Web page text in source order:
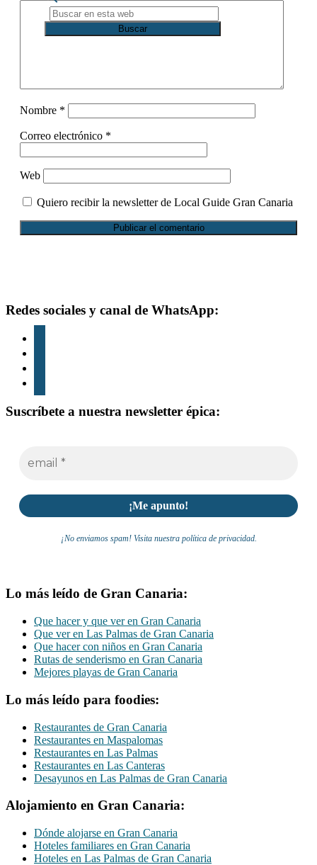
Buscar
en
esta
Nombre *
Correo electrónico *
Web
Quiero recibir la newsletter de Local Guide Gran Canaria
Footer
Redes sociales y canal de WhatsApp:
Suscríbete a nuestra newsletter épica:
¡No enviamos spam! Visita nuestra política de privacidad.
Lo más leído de Gran Canaria:
Que hacer y que ver en Gran Canaria
Que ver en Las Palmas de Gran Canaria
Que hacer con niños en Gran Canaria
Rutas de senderismo en Gran Canaria
Mejores playas de Gran Canaria
Lo más leído para foodies:
Restaurantes de Gran Canaria
Restaurantes en Maspalomas
Restaurantes en Las Palmas
Restaurantes en Las Canteras
Desayunos en Las Palmas de Gran Canaria
Alojamiento en Gran Canaria:
Dónde alojarse en Gran Canaria
Hoteles familiares en Gran Canaria
Hoteles en Las Palmas de Gran Canaria